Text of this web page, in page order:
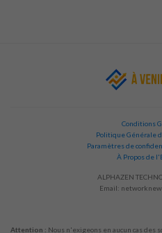
Conditions
Politique Générale
Paramètres de
À Propos de
ALPHAZEN
Email:
Attention : Nous n'exigeons en aucun cas